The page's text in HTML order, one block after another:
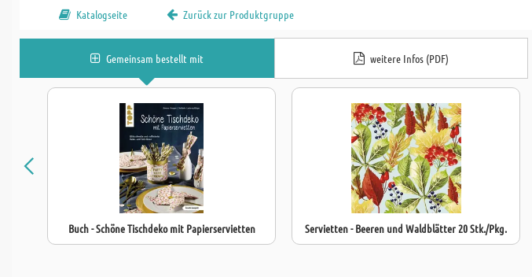
Katalogseite Zurück zur Produktgruppe
Gemeinsam bestellt mit weitere Infos (PDF)
Buch - Schöne Tischdeko mit Papierservietten Servietten - Beeren und Waldblätter 20 Stk./Pkg.